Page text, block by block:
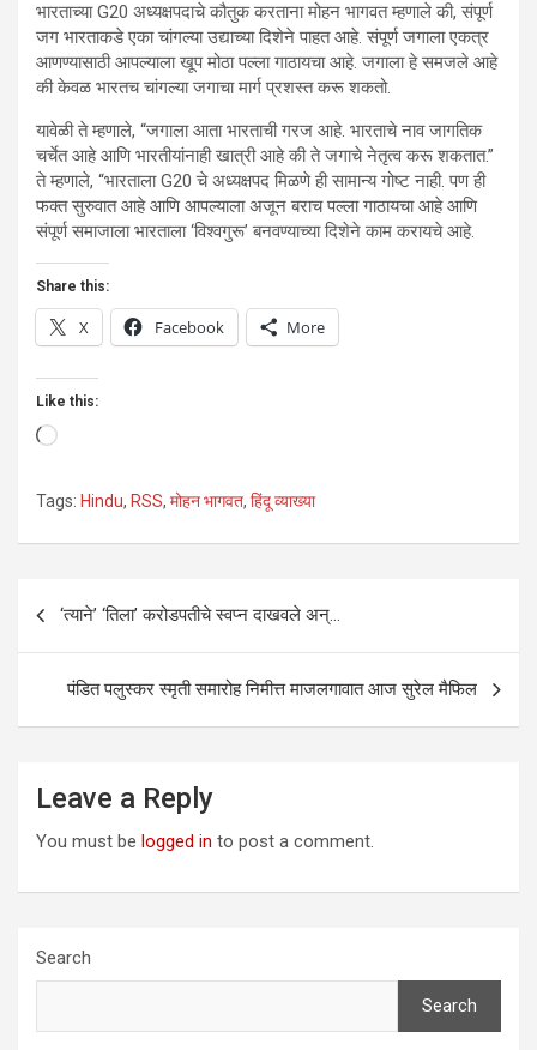
भारताच्या G20 अध्यक्षपदाचे कौतुक करताना मोहन भागवत म्हणाले की, संपूर्ण
जग भारताकडे एका चांगल्या उद्याच्या दिशेने पाहत आहे. संपूर्ण जगाला एकत्र
आणण्यासाठी आपल्याला खूप मोठा पल्ला गाठायचा आहे. जगाला हे समजले आहे
की केवळ भारतच चांगल्या जगाचा मार्ग प्रशस्त करू शकतो.
यावेळी ते म्हणाले, “जगाला आता भारताची गरज आहे. भारताचे नाव जागतिक
चर्चेत आहे आणि भारतीयांनाही खात्री आहे की ते जगाचे नेतृत्व करू शकतात.”
ते म्हणाले, “भारताला G20 चे अध्यक्षपद मिळणे ही सामान्य गोष्ट नाही. पण ही
फक्त सुरुवात आहे आणि आपल्याला अजून बराच पल्ला गाठायचा आहे आणि
संपूर्ण समाजाला भारताला ‘विश्वगुरू’ बनवण्याच्या दिशेने काम करायचे आहे.
Share this:
X Facebook More
Like this:
Loading…
Tags: Hindu, RSS, मोहन भागवत, हिंदू व्याख्या
‘त्याने’ ‘तिला’ करोडपतीचे स्वप्न दाखवले अन्…
पंडित पलुस्कर स्मृती समारोह निमीत्त माजलगावात आज सुरेल मैफिल
Leave a Reply
You must be logged in to post a comment.
Search
Search